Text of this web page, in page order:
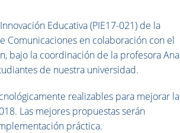
Educativa (PIE17-021) de la
Comunicaciones en colaboración con el
bajo la coordinación de la profesora Ana
de nuestra universidad.
realizables para mejorar la
Las mejores propuestas serán
práctica.